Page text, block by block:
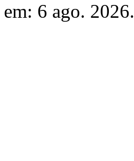
em: 6 ago. 2026.